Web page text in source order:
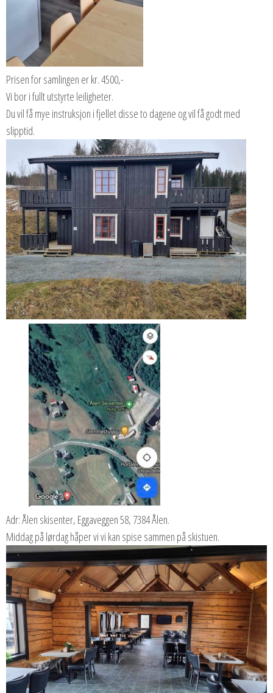
Prisen for samlingen er kr. 4500,-
Vi bor i fullt utstyrte leiligheter.
Du vil få mye instruksjon i fjellet disse to dagene og vil få godt med
slipptid.
Adr: Ålen skisenter, Eggaveggen 58, 7384 Ålen.
Middag på lørdag håper vi vi kan spise sammen på skistuen.